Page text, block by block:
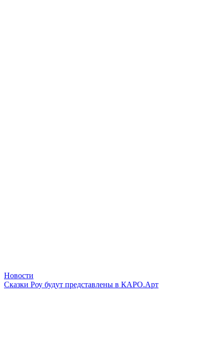
Новости
Сказки Роу будут представлены в КАРО.Арт